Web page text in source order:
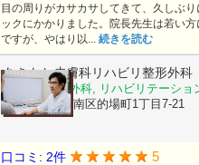
目の周りがカサカサしてきて、久しぶ
ックにかかりました。院長先生は若い
ですが、やはり以... 続きを読む
あきもと皮膚科リハビリ整形外科
皮膚科, 整形外科, リハビリテーショ
広島県広島市南区的場町1丁目7-21
口コミ: 2件 5